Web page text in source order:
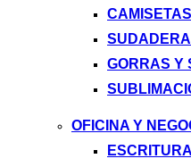
CAMISETAS
GORRAS Y
OFICINA Y
ESCRITURA